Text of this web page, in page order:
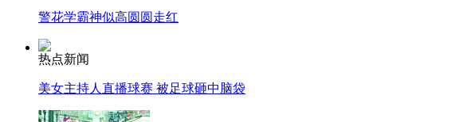
警花学霸神似高圆圆走红
热点新闻
美女主持人直播球赛 被足球砸中脑袋